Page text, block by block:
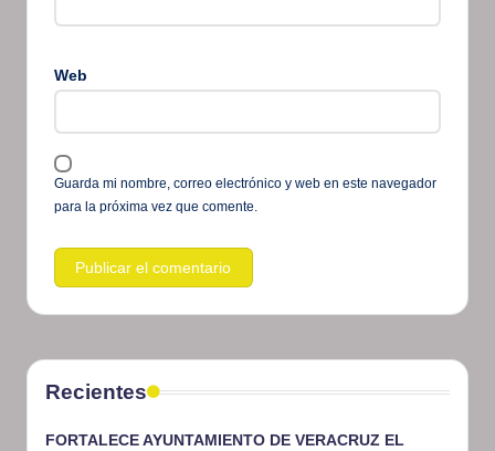
Web
Guarda mi nombre, correo electrónico y web en este navegador
para la próxima vez que comente.
Recientes
FORTALECE AYUNTAMIENTO DE VERACRUZ EL